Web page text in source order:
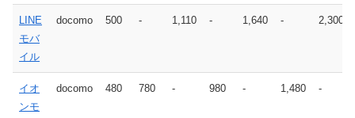
LINE
モバ
イル
docomo 500 - 1,110 - 1,640 - 2,300
イオ
ンモ
docomo 480 780 - 980 - 1,480 -